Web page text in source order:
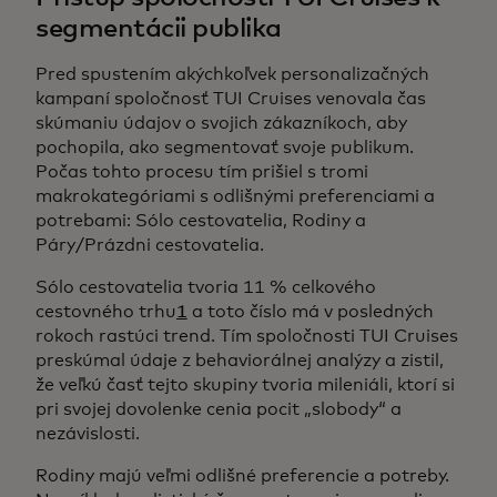
segmentácii publika
Pred spustením akýchkoľvek personalizačných
kampaní spoločnosť TUI Cruises venovala čas
skúmaniu údajov o svojich zákazníkoch, aby
pochopila, ako segmentovať svoje publikum.
Počas tohto procesu tím prišiel s tromi
makrokategóriami s odlišnými preferenciami a
potrebami: Sólo cestovatelia, Rodiny a
Páry/Prázdni cestovatelia.
Sólo cestovatelia tvoria 11 % celkového
cestovného trhu1 a toto číslo má v posledných
rokoch rastúci trend. Tím spoločnosti TUI Cruises
preskúmal údaje z behaviorálnej analýzy a zistil,
že veľkú časť tejto skupiny tvoria mileniáli, ktorí si
pri svojej dovolenke cenia pocit „slobody“ a
nezávislosti.
Rodiny majú veľmi odlišné preferencie a potreby.